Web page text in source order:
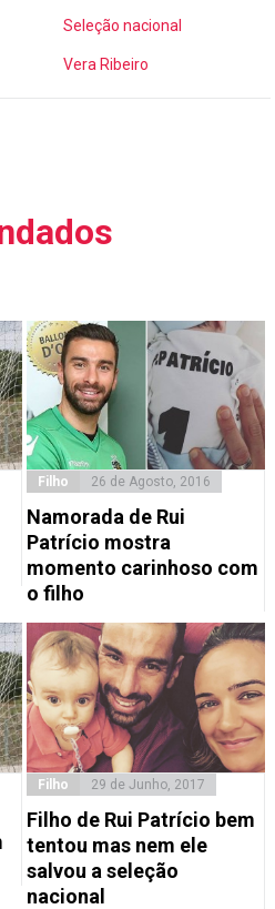
Seleção nacional
Vera Ribeiro
Filho 26 de Agosto, 2016
Namorada de Rui
Patrício mostra
momento carinhoso com
o filho
Filho 29 de Junho, 2017
Filho de Rui Patrício bem
tentou mas nem ele
salvou a seleção
nacional